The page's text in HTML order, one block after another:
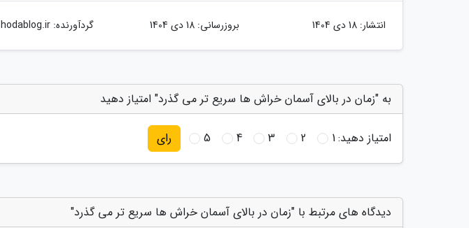
انتشار: 18 دی 1404 بروزرسانی: 18 دی 1404 گردآورنده:hodablog.ir
به "زمان در بالای آسمان خراش ها سریع تر می گذرد" امتیاز دهید
امتیاز دهید:1
2
3
4
5 رای
دیدگاه های مرتبط با "زمان در بالای آسمان خراش ها سریع تر می گذرد"